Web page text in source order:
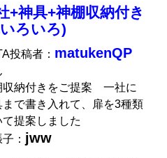
+神具+神棚収納付き
ろいろ)
投稿者： matukenQP
収納付きをご提案 一社に
まで書き入れて、扉を3種類
て提案しました
： jww